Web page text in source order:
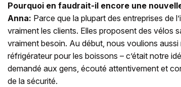
Pourquoi en faudrait-il encore une
Anna: Parce que la plupart des entreprises de
vraiment les clients. Elles proposent des vélos
vraiment besoin. Au début, nous voulions
réfrigérateur pour les boissons – c’était notre
demandé aux gens, écouté attentivement et
de la sécurité.